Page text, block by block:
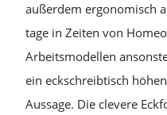
außerdem ergonomisch
tage in Zeiten von
Arbeitsmodellen
ein eckschreibtisch
Aussage. Die clevere